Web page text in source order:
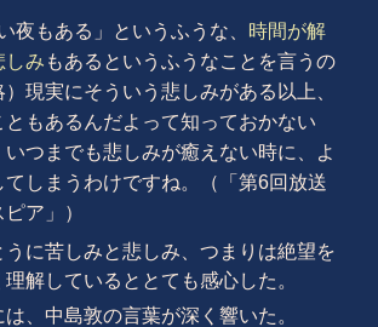
夜もある」というふうな、 時間が解
しみ もあるというふうなことを言うの
現実にそういう悲しみがある以上、
ともあるんだよって知っておかない
いつまでも悲しみが癒えない時に、よ
てしまうわけですね。（「第6回放送
ア」）
に苦しみと悲しみ、つまりは絶望を
解しているととても感心した。
は、中島敦の言葉が深く響いた。